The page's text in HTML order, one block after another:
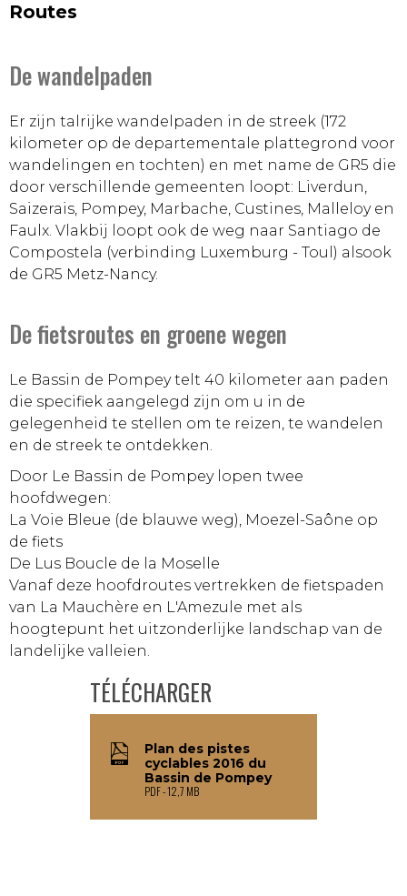
Routes
De wandelpaden
Er zijn talrijke wandelpaden in de streek (172
kilometer op de departementale plattegrond voor
wandelingen en tochten) en met name de GR5 die
door verschillende gemeenten loopt: Liverdun,
Saizerais, Pompey, Marbache, Custines, Malleloy en
Faulx. Vlakbij loopt ook de weg naar Santiago de
Compostela (verbinding Luxemburg - Toul) alsook
de GR5 Metz-Nancy.
De fietsroutes en groene wegen
Le Bassin de Pompey telt 40 kilometer aan paden
die specifiek aangelegd zijn om u in de
gelegenheid te stellen om te reizen, te wandelen
en de streek te ontdekken.
Door Le Bassin de Pompey lopen twee
hoofdwegen:
La Voie Bleue (de blauwe weg), Moezel-Saône op
de fiets
De Lus Boucle de la Moselle
Vanaf deze hoofdroutes vertrekken de fietspaden
van La Mauchère en L'Amezule met als
hoogtepunt het uitzonderlijke landschap van de
landelijke valleien.
TÉLÉCHARGER
Plan des pistes
cyclables 2016 du
Bassin de Pompey
PDF 12,7 MB